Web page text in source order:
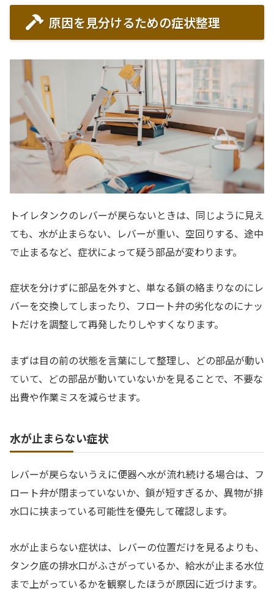
原因を見分けるための症状整理
トイレタンクのレバーが戻らないときは、同じように見え
ても、水が止まらない、レバーが重い、空回りする、途中
で止まるなど、症状によって疑う部品が変わります。
症状を分けずに部品を外すと、単なる鎖の絡まりなのにレ
バーを交換してしまったり、フロート弁の劣化なのにナッ
トだけを調整して再発したりしやすくなります。
まずは目の前の状態を言葉にして整理し、どの部品が動い
ていて、どの部品が動いていないかを見ることで、不要な
出費や作業ミスを減らせます。
水が止まらない症状
レバーが戻らないうえに便器へ水が流れ続ける場合は、フ
ロート弁が閉まっていないか、鎖が短すぎるか、異物が排
水口に挟まっている可能性を優先して確認します。
水が止まらない症状は、レバーの位置だけを見るよりも、
タンク底の排水口がふさがっているか、給水が止まる水位
まで上がっているかを観察したほうが原因に近づけます。